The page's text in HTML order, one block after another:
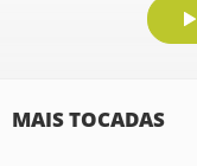
MAIS TOCADAS